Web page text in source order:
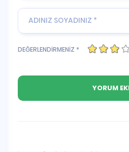
DEĞERLENDİRMENİZ *